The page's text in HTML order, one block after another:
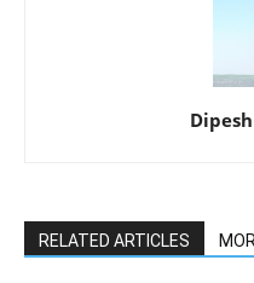
RELATED ARTICLES